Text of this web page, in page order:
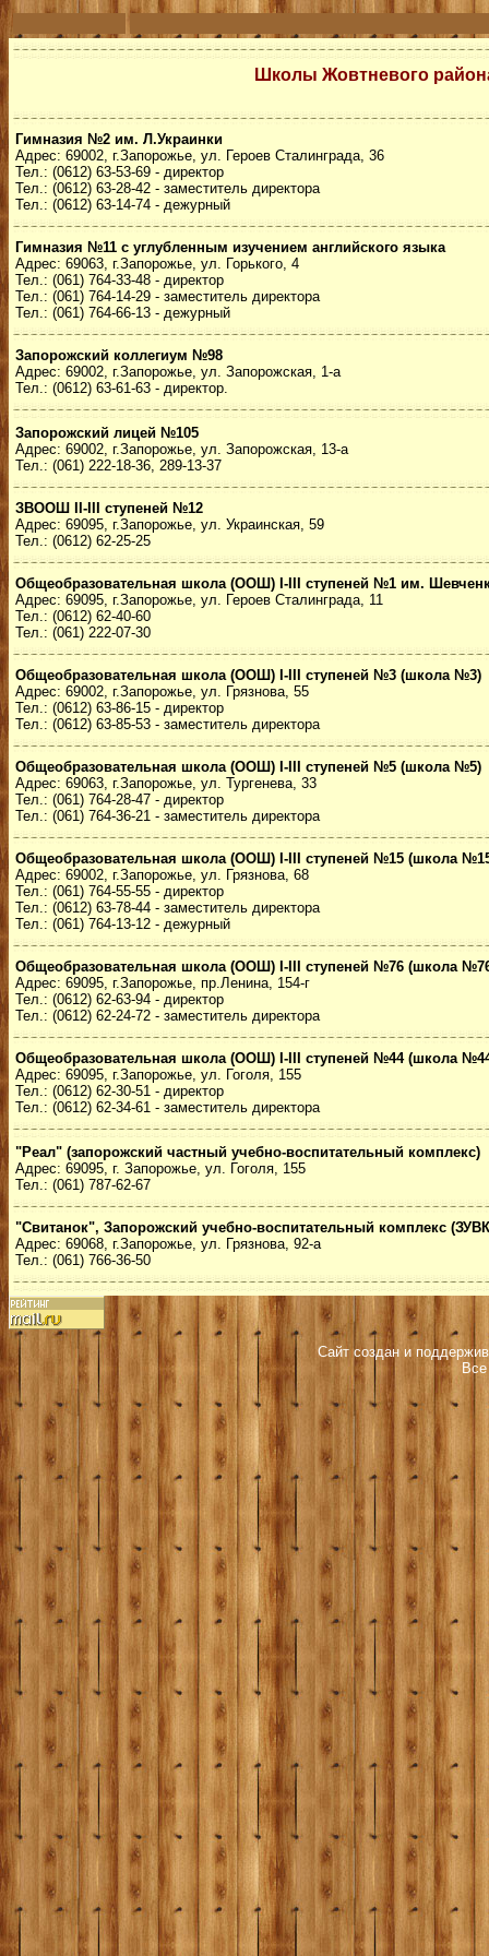
Школы Жовтневого
Гимназия №2 им. Л.Украинки
Адрес: 69002, г.Запорожье, ул. Героев Сталинграда, 36
Тел.: (0612) 63-53-69 - директор
Тел.: (0612) 63-28-42 - заместитель директора
Тел.: (0612) 63-14-74 - дежурный
Гимназия №11 с углубленным изучением английского языка
Адрес: 69063, г.Запорожье, ул. Горького, 4
Тел.: (061) 764-33-48 - директор
Тел.: (061) 764-14-29 - заместитель директора
Тел.: (061) 764-66-13 - дежурный
Запорожский коллегиум №98
Адрес: 69002, г.Запорожье, ул. Запорожская, 1-а
Тел.: (0612) 63-61-63 - директор.
Запорожский лицей №105
Адрес: 69002, г.Запорожье, ул. Запорожская, 13-а
Тел.: (061) 222-18-36, 289-13-37
ЗВООШ II-III ступеней №12
Адрес: 69095, г.Запорожье, ул. Украинская, 59
Тел.: (0612) 62-25-25
Общеобразовательная школа (ООШ) I-III ступеней №1 им.
Адрес: 69095, г.Запорожье, ул. Героев Сталинграда, 11
Тел.: (0612) 62-40-60
Тел.: (061) 222-07-30
Общеобразовательная школа (ООШ) I-III ступеней №3 (школа №3)
Адрес: 69002, г.Запорожье, ул. Грязнова, 55
Тел.: (0612) 63-86-15 - директор
Тел.: (0612) 63-85-53 - заместитель директора
Общеобразовательная школа (ООШ) I-III ступеней №5 (школа №5)
Адрес: 69063, г.Запорожье, ул. Тургенева, 33
Тел.: (061) 764-28-47 - директор
Тел.: (061) 764-36-21 - заместитель директора
Общеобразовательная школа (ООШ) I-III ступеней №15 (школа
Адрес: 69002, г.Запорожье, ул. Грязнова, 68
Тел.: (061) 764-55-55 - директор
Тел.: (0612) 63-78-44 - заместитель директора
Тел.: (061) 764-13-12 - дежурный
Общеобразовательная школа (ООШ) I-III ступеней №76 (школа
Адрес: 69095, г.Запорожье, пр.Ленина, 154-г
Тел.: (0612) 62-63-94 - директор
Тел.: (0612) 62-24-72 - заместитель директора
Общеобразовательная школа (ООШ) I-III ступеней №44 (школа
Адрес: 69095, г.Запорожье, ул. Гоголя, 155
Тел.: (0612) 62-30-51 - директор
Тел.: (0612) 62-34-61 - заместитель директора
"Реал" (запорожский частный учебно-воспитательный комплекс)
Адрес: 69095, г. Запорожье, ул. Гоголя, 155
Тел.: (061) 787-62-67
"Свитанок", Запорожский учебно-воспитательный комплекс
Адрес: 69068, г.Запорожье, ул. Грязнова, 92-а
Тел.: (061) 766-36-50
Сайт создан и